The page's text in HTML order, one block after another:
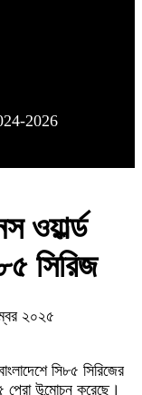
2026
ওয়ার্ল্ড
সিরিজ
২০২৫
সি৮৫ সিরিজের
প্রো উন্মোচন করেছে।